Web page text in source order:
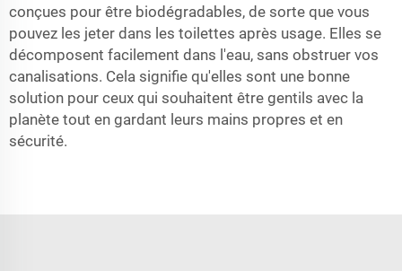
conçues pour être biodégradables, de sorte que vous
pouvez les jeter dans les toilettes après usage. Elles se
décomposent facilement dans l'eau, sans obstruer vos
canalisations. Cela signifie qu'elles sont une bonne
solution pour ceux qui souhaitent être gentils avec la
planète tout en gardant leurs mains propres et en
sécurité.